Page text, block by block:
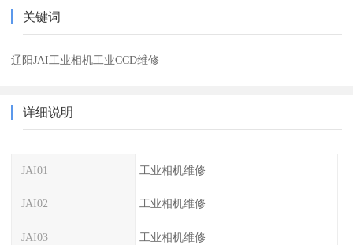
关键词
辽阳JAI工业相机工业CCD维修
详细说明
JAI01 工业相机维修
JAI02 工业相机维修
JAI03 工业相机维修